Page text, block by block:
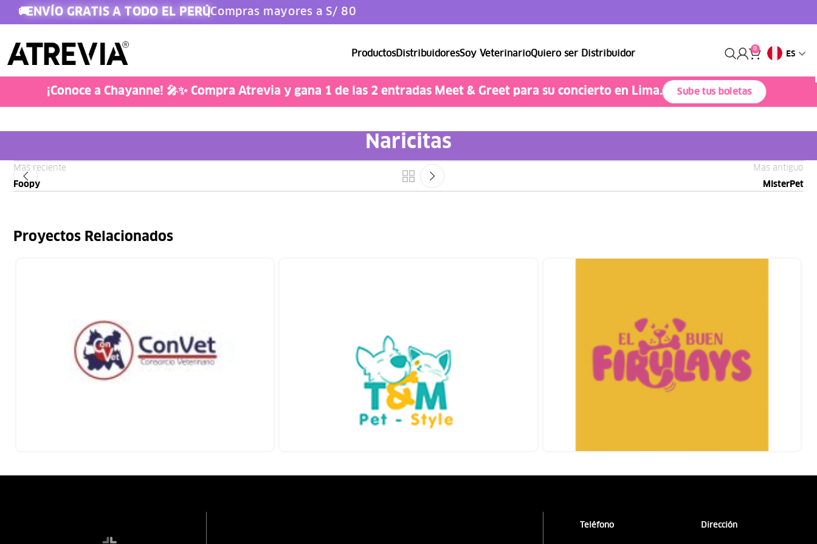
🚚ENVÍO GRATIS A TODO EL PERÚ
|Compras mayores a S/ 80
ProductosDistribuidoresSoy VeterinarioQuiero ser Distribuidor 0
ES
¡Conoce a Chayanne! 🎤✨ Compra Atrevia y gana 1 de las 2 entradas Meet & Greet para su concierto en Lima. Sube tus boletas
Naricitas
Mas reciente
Foopy
Mas antiguo
MisterPet
Proyectos Relacionados
Teléfono Dirección